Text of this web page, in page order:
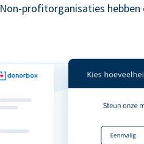
Non-profitorganisaties